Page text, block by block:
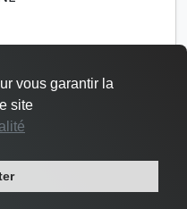
vous garantir la
site